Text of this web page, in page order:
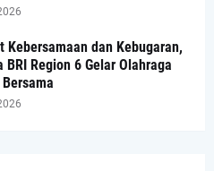
Kebersamaan dan Kebugaran,
BRI Region 6 Gelar Olahraga